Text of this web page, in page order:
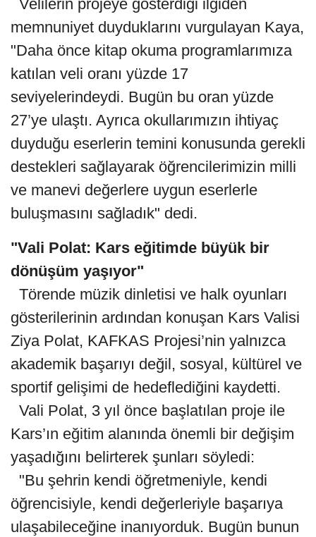
Velilerin projeye gösterdiği ilgiden
memnuniyet duyduklarını vurgulayan Kaya,
"Daha önce kitap okuma programlarımıza
katılan veli oranı yüzde 17
seviyelerindeydi. Bugün bu oran yüzde
27’ye ulaştı. Ayrıca okullarımızın ihtiyaç
duyduğu eserlerin temini konusunda gerekli
destekleri sağlayarak öğrencilerimizin milli
ve manevi değerlere uygun eserlerle
buluşmasını sağladık" dedi.
"Vali Polat: Kars eğitimde büyük bir
dönüşüm yaşıyor"
Törende müzik dinletisi ve halk oyunları
gösterilerinin ardından konuşan Kars Valisi
Ziya Polat, KAFKAS Projesi’nin yalnızca
akademik başarıyı değil, sosyal, kültürel ve
sportif gelişimi de hedeflediğini kaydetti.
Vali Polat, 3 yıl önce başlatılan proje ile
Kars’ın eğitim alanında önemli bir değişim
yaşadığını belirterek şunları söyledi:
"Bu şehrin kendi öğretmeniyle, kendi
öğrencisiyle, kendi değerleriyle başarıya
ulaşabileceğine inanıyorduk. Bugün bunun